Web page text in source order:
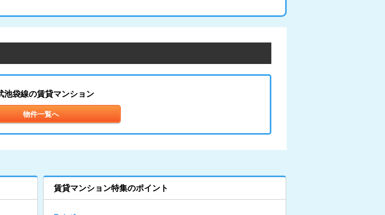
池袋線の賃貸マンション
物件一覧へ
賃貸マンション特集のポイント